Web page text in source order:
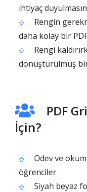
ihtiyaç
Rengin
daha kolay bir
Rengi
dönüştürülmüş
PDF
İçin?
Ödev ve
öğrenciler
Siyah beyaz